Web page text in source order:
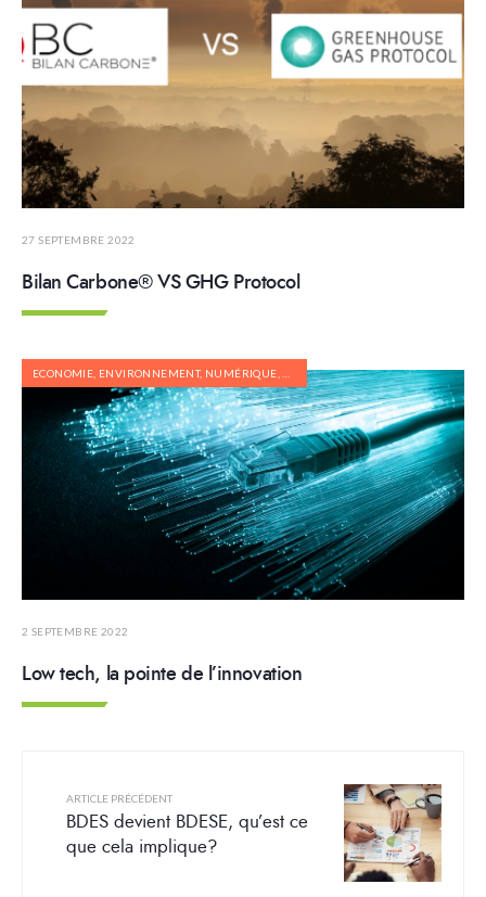
27 SEPTEMBRE 2022
Bilan Carbone® VS GHG Protocol
ECONOMIE ENVIRONNEMENT, NUMÉRIQUE RECYCLAGE
2 SEPTEMBRE 2022
Low tech, la pointe de l’innovation
ARTICLE PRÉCÉDENT
BDES devient BDESE, qu’est ce
que cela implique?